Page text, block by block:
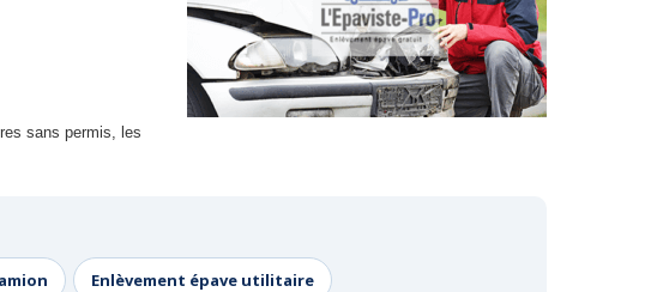
sans permis, les
Enlèvement épave utilitaire